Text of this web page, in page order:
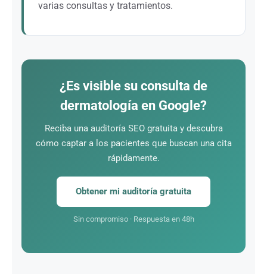
varias consultas y tratamientos.
Los tratamientos dermatológicos son a menudo
duradero.¿Es visible su consulta de
dermatología en Google?
Reciba una auditoría SEO gratuita y descubra
cómo captar a los pacientes que buscan una cita
rápidamente.
Obtener mi auditoría gratuita
Sin compromiso · Respuesta en 48h